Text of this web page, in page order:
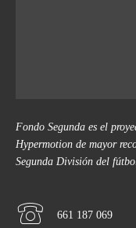
Fondo Segunda es el
Hypermotion de mayor
Segunda División del
661 187 069